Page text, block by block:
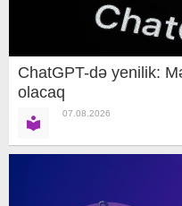
ChatGPT-də yenilik:
olacaq
07.08.2026